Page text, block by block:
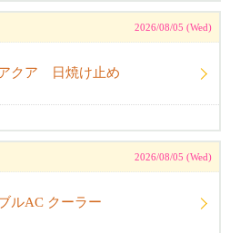
2026/08/05 (Wed)
アクア 日焼け止め
2026/08/05 (Wed)
ルAC クーラー